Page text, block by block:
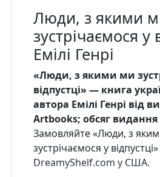
Люди, з якими
зустрічаємося у
Емілі Генрі
«Люди, з якими ми
відпустці» — книга
автора Емілі Генрі від
Artbooks; обсяг видання
Замовляйте «Люди, з
зустрічаємося у
DreamyShelf.com у США.